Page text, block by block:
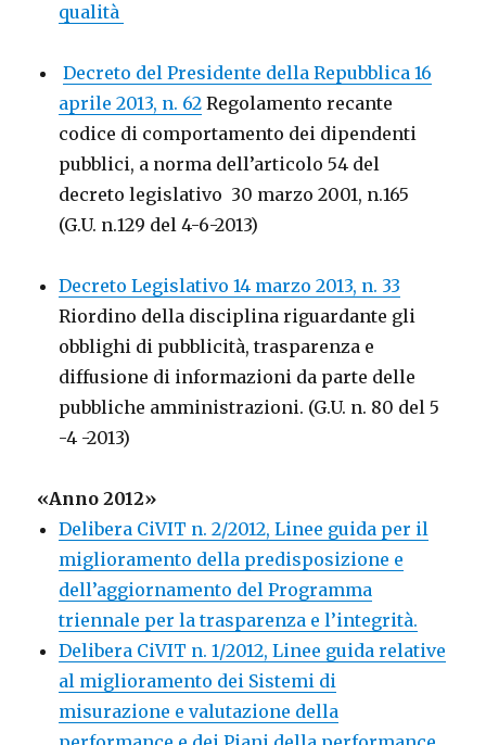
qualità
Decreto del Presidente della Repubblica 16
aprile 2013, n. 62 Regolamento recante
codice di comportamento dei dipendenti
pubblici, a norma dell’articolo 54 del
decreto legislativo 30 marzo 2001, n.165
(G.U. n.129 del 4-6-2013)
Decreto Legislativo 14 marzo 2013, n. 33
Riordino della disciplina riguardante gli
obblighi di pubblicità, trasparenza e
diffusione di informazioni da parte delle
pubbliche amministrazioni. (G.U. n. 80 del 5
-4 -2013)
«Anno 2012»
Delibera CiVIT n. 2/2012, Linee guida per il
miglioramento della predisposizione e
dell’aggiornamento del Programma
triennale per la trasparenza e l’integrità.
Delibera CiVIT n. 1/2012, Linee guida relative
al miglioramento dei Sistemi di
misurazione e valutazione della